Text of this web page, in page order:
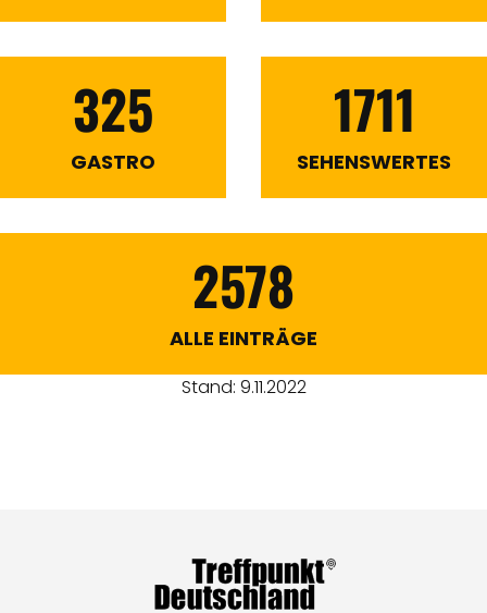
325
GASTRO
1711
SEHENSWERTES
2578
ALLE EINTRÄGE
Stand: 9.11.2022